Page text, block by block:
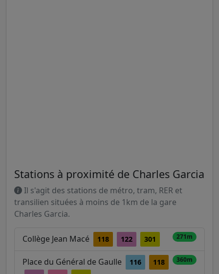
Stations à proximité de Charles Garcia
Il s'agit des stations de métro, tram, RER et
transilien situées à moins de 1km de la gare
Charles Garcia.
Collège Jean Macé 118 122 301 271m
Place du Général de Gaulle 116
118
360m